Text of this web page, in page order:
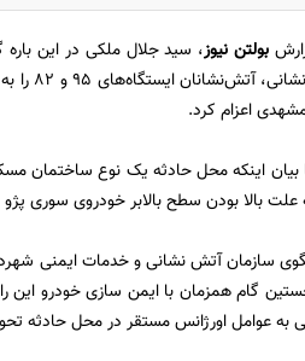
بولتن نیوز، سید جلال ملکی در این
اعزام کرد.
بیان اینکه محل حادثه یک نوع ساختمان
بودن سطح بالابر خودروی سوری پژو 206 هنگام ورود روی بالابر به چاهک آسانسور به عمق 5 متر سقوط کرده بود.
به عوامل اورژانس مستقر در محل حادثه